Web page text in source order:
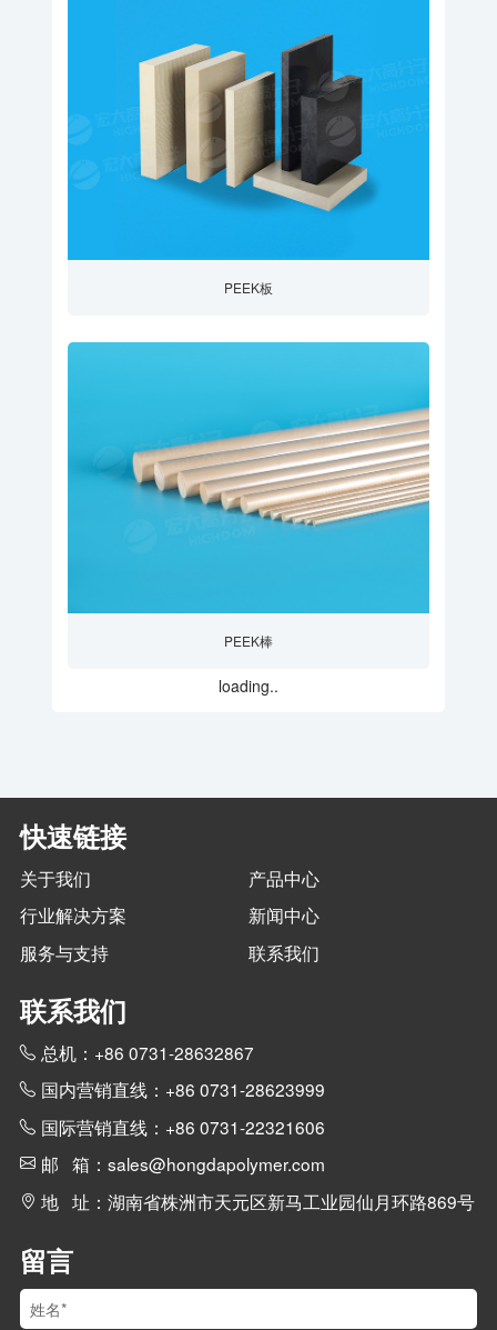
PEEK板
PEEK棒
loading..
快速链接
关于我们
产品中心
行业解决方案
新闻中心
服务与支持
联系我们
联系我们
总机：+86 0731-28632867
国内营销直线：+86 0731-28623999
国际营销直线：+86 0731-22321606
邮 箱：sales@hongdapolymer.com
地 址：湖南省株洲市天元区新马工业园仙月环路869号
留言